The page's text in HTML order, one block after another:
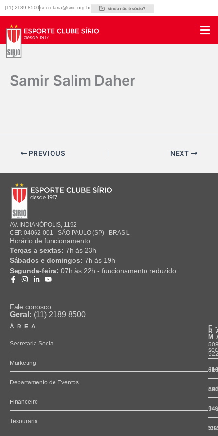
para
conteúdo
(11) 2189 8500 secretaria@sirio.org.br
Samir Salim Daher
PREVIOUS NEXT
AV. INDIANÓPOLIS, 1192
CEP. 04062-001 - SÃO PAULO (SP) - BRASIL
Horário de funcionamento
Terças a sextas: 7h às 23h
Sábados e domingos: 7h às 19h
Segunda-feira: 07h às 22h - funcionamento reduzido
Fale conosco
Geral: (11) 2189 8500
ÁREA
Secretaria Social
Marketing
Departamento de Eventos
Financeiro
Tesouraria
522
618
578
541
507